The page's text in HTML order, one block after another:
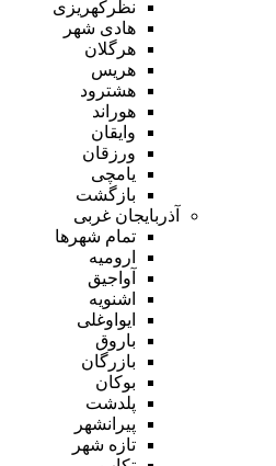
نظرکهریزی
هادی شهر
هرگلان
هریس
هشترود
هوراند
وایقان
ورزقان
یامچی
بازگشت
آذربایجان غربی
تمام شهر‌ها
ارومیه
آواجیق
اشنویه
ایواوغلی
باروق
بازرگان
بوکان
پلدشت
پیرانشهر
تازه شهر